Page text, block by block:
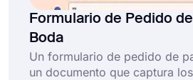
Formulario de Pedido
Boda
Un formulario de pedido de
un documento que captura